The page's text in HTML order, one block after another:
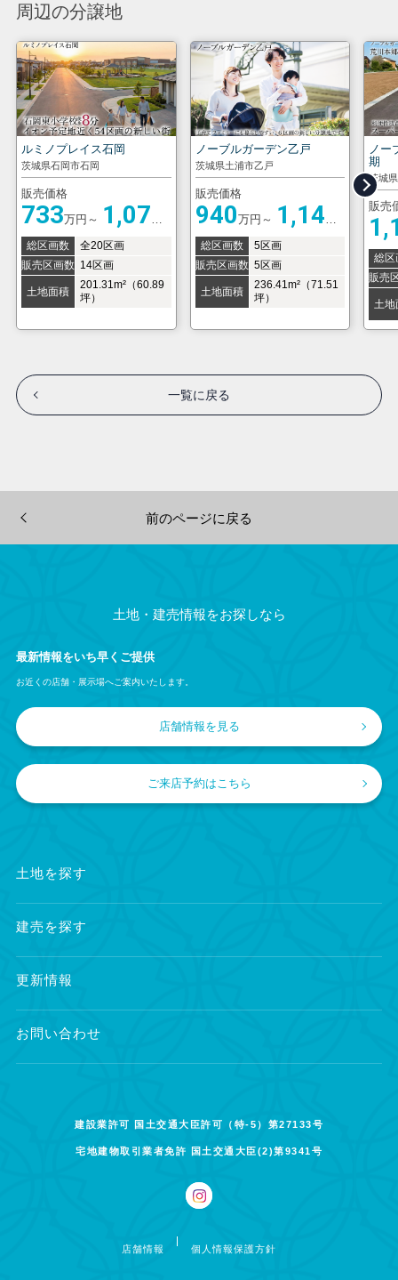
周辺の分譲地
ルミノプレイス石岡
茨城県石岡市石岡
販売価格
733万円～ 1,076
万円
総区画数
全20区画
販売区画数 14区画
土地面積
201.31m²（60.89
坪）
ノーブルガーデン乙戸
茨城県土浦市乙戸
販売価格
940万円～ 1,140
万円
総区画数
5区画
販売区画数 5区画
土地面積
236.41m²（71.51
坪）
ノー
期
茨城
販売
60
総区
販売
土
一覧に戻る
前のページに戻る
土地・建売情報をお探しなら
最新情報をいち早くご提供
お近くの店舗・展示場へご案内いたします。
店舗情報を見る
ご来店予約はこちら
土地を探す
建売を探す
更新情報
お問い合わせ
建設業許可 国土交通大臣許可（特-5）第27133号
宅地建物取引業者免許 国土交通大臣(2)第9341号
店舗情報 個人情報保護方針